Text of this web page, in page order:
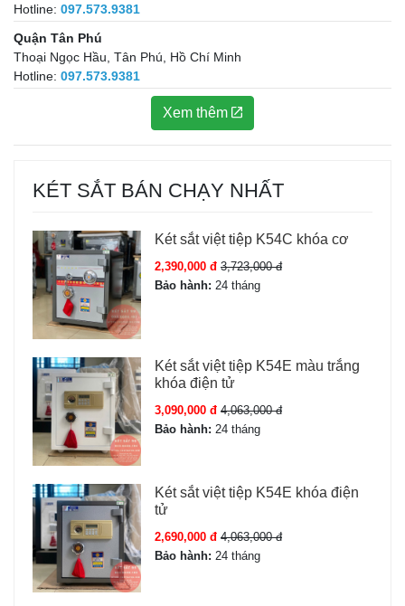
Hotline: 097.573.9381
Quận Tân Phú
Thoại Ngọc Hầu, Tân Phú, Hồ Chí Minh
Hotline: 097.573.9381
Xem thêm
KÉT SẮT BÁN CHẠY NHẤT
Két sắt việt tiệp K54C khóa cơ
2,390,000 đ 3,723,000 đ
Bảo hành: 24 tháng
Két sắt việt tiệp K54E màu trắng
khóa điện tử
3,090,000 đ 4,063,000 đ
Bảo hành: 24 tháng
Két sắt việt tiệp K54E khóa điện
tử
2,690,000 đ 4,063,000 đ
Bảo hành: 24 tháng